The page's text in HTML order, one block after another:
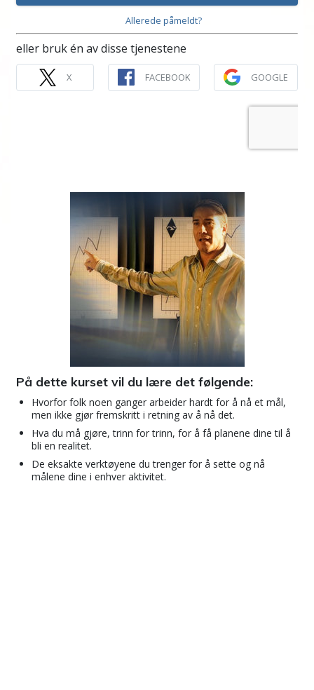
Allerede påmeldt?
eller bruk én av disse tjenestene
X FACEBOOK GOOGLE
På dette kurset vil du lære det følgende:
Hvorfor folk noen ganger arbeider hardt for å nå et mål,
men ikke gjør fremskritt i retning av å nå det.
Hva du må gjøre, trinn for trinn, for å få planene dine til å
bli en realitet.
De eksakte verktøyene du trenger for å sette og nå
målene dine i enhver aktivitet.